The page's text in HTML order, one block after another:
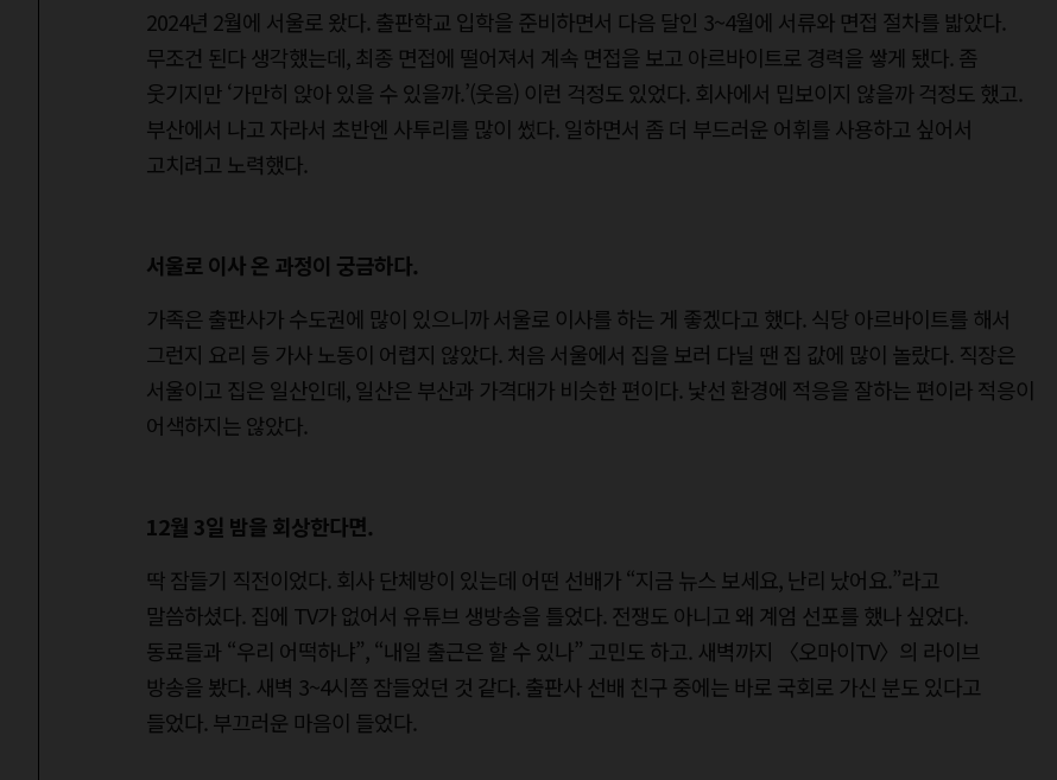
2024년 2월에 서울로 왔다. 출판학교 입학을 준비하면서 다음 달인 3~4월에 서류와 면접 절차를 밟았다.
무조건 된다 생각했는데, 최종 면접에 떨어져서 계속 면접을 보고 아르바이트로 경력을 쌓게 됐다. 좀
웃기지만 ‘가만히 앉아 있을 수 있을까.’(웃음) 이런 걱정도 있었다. 회사에서 밉보이지 않을까 걱정도 했고.
부산에서 나고 자라서 초반엔 사투리를 많이 썼다. 일하면서 좀 더 부드러운 어휘를 사용하고 싶어서
고치려고 노력했다.
서울로 이사 온 과정이 궁금하다.
가족은 출판사가 수도권에 많이 있으니까 서울로 이사를 하는 게 좋겠다고 했다. 식당 아르바이트를 해서
그런지 요리 등 가사 노동이 어렵지 않았다. 처음 서울에서 집을 보러 다닐 땐 집 값에 많이 놀랐다. 직장은
서울이고 집은 일산인데, 일산은 부산과 가격대가 비슷한 편이다. 낯선 환경에 적응을 잘하는 편이라 적응이
어색하지는 않았다.
12월 3일 밤을 회상한다면.
딱 잠들기 직전이었다. 회사 단체방이 있는데 어떤 선배가 “지금 뉴스 보세요, 난리 났어요.”라고
말씀하셨다. 집에 TV가 없어서 유튜브 생방송을 틀었다. 전쟁도 아니고 왜 계엄 선포를 했나 싶었다.
동료들과 “우리 어떡하냐”, “내일 출근은 할 수 있나” 고민도 하고. 새벽까지 〈오마이TV〉의 라이브
방송을 봤다. 새벽 3~4시쯤 잠들었던 것 같다. 출판사 선배 친구 중에는 바로 국회로 가신 분도 있다고
들었다. 부끄러운 마음이 들었다.